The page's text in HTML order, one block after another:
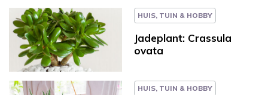
HUIS, TUIN & HOBBY
Jadeplant: Crassula
ovata
HUIS, TUIN & HOBBY